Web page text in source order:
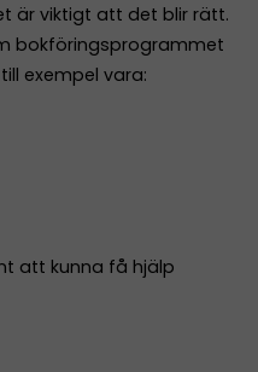
är viktigt att det blir rätt.
bokföringsprogrammet
exempel vara:
att kunna få hjälp